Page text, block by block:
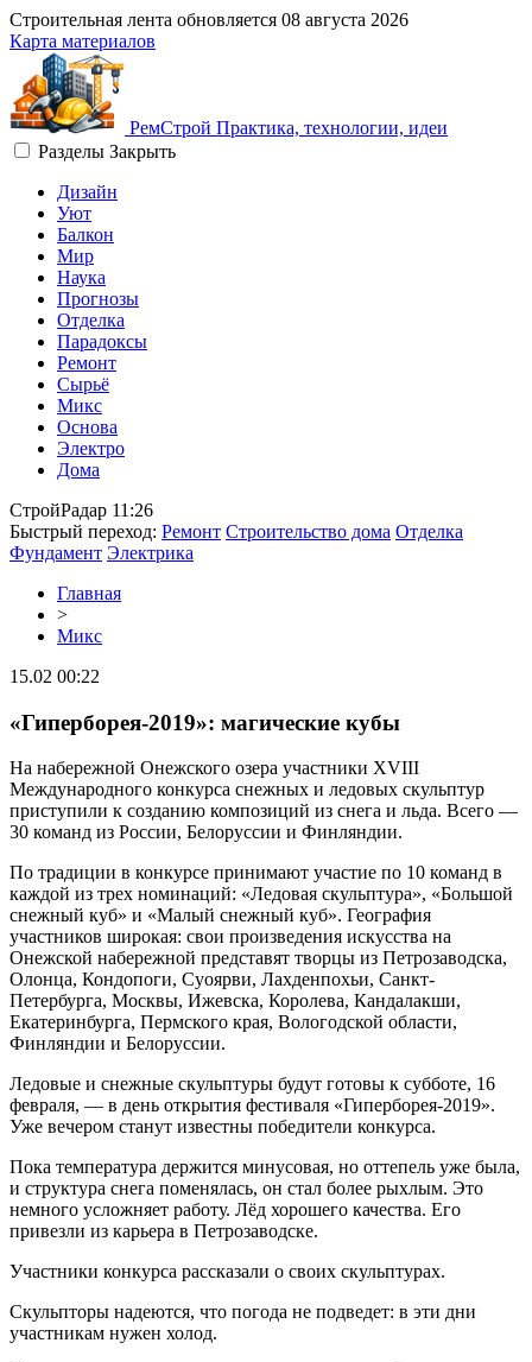
Строительная лента обновляется 08 августа 2026
Карта материалов
РемСтрой Практика, технологии, идеи
Разделы Закрыть
Дизайн
Уют
Балкон
Мир
Наука
Прогнозы
Отделка
Парадоксы
Ремонт
Сырьё
Микс
Основа
Электро
Дома
СтройРадар 11:26
Быстрый переход: Ремонт Строительство дома Отделка
Фундамент Электрика
Главная
>
Микс
15.02 00:22
«Гиперборея-2019»: магические кубы
На набережной Онежского озера участники XVIII
Международного конкурса снежных и ледовых скульптур
приступили к созданию композиций из снега и льда. Всего —
30 команд из России, Белоруссии и Финляндии.
По традиции в конкурсе принимают участие по 10 команд в
каждой из трех номинаций: «Ледовая скульптура», «Большой
снежный куб» и «Малый снежный куб». География
участников широкая: свои произведения искусства на
Онежской набережной представят творцы из Петрозаводска,
Олонца, Кондопоги, Суоярви, Лахденпохьи, Санкт-
Петербурга, Москвы, Ижевска, Королева, Кандалакши,
Екатеринбурга, Пермского края, Вологодской области,
Финляндии и Белоруссии.
Ледовые и снежные скульптуры будут готовы к субботе, 16
февраля, — в день открытия фестиваля «Гиперборея-2019».
Уже вечером станут известны победители конкурса.
Пока температура держится минусовая, но оттепель уже была,
и структура снега поменялась, он стал более рыхлым. Это
немного усложняет работу. Лёд хорошего качества. Его
привезли из карьера в Петрозаводске.
Участники конкурса рассказали о своих скульптурах.
Скульпторы надеются, что погода не подведет: в эти дни
участникам нужен холод.